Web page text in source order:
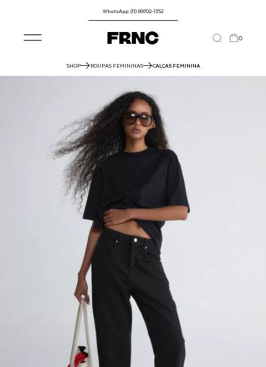
WhatsApp: (11) 99702-1352
0
SHOP ROUPAS FEMININAS CALÇAS FEMININA